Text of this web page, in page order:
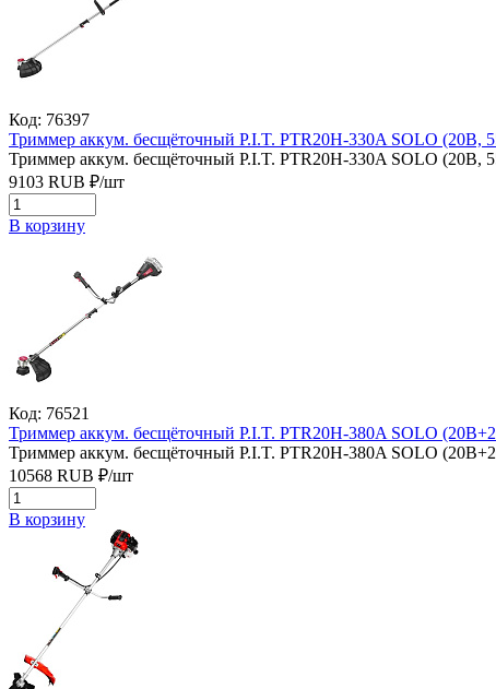
Код: 76397
Триммер аккум. бесщёточный P.I.T. PTR20H-330A SOLO (20В,
Триммер аккум. бесщёточный P.I.T. PTR20H-330A SOLO (20В,
9103 RUB ₽/шт
В корзину
Код: 76521
Триммер аккум. бесщёточный P.I.T. PTR20H-380A SOLO
Триммер аккум. бесщёточный P.I.T. PTR20H-380A SOLO
10568 RUB ₽/шт
В корзину